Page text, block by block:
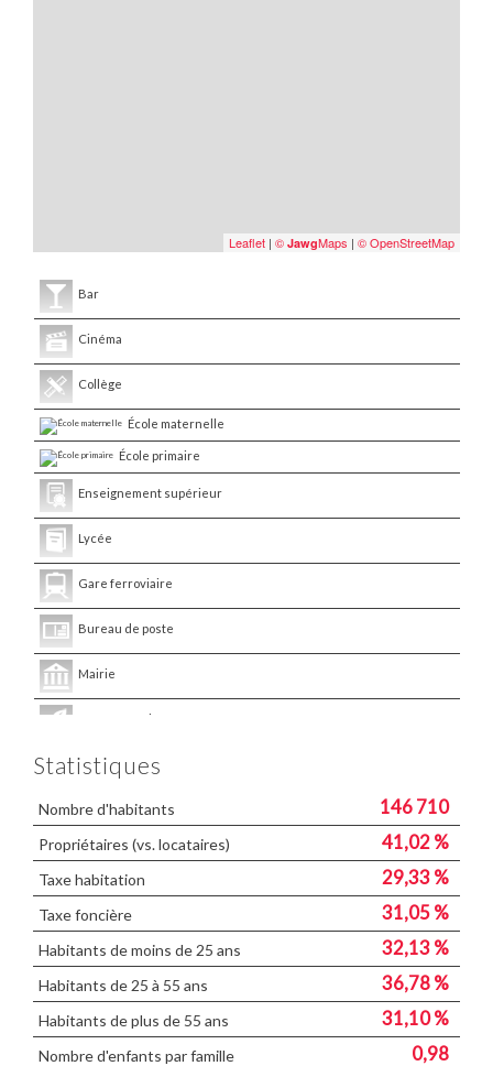
Leaflet | © JawgMaps | © OpenStreetMap
Bar
Cinéma
Collège
École maternelle
École primaire
Enseignement supérieur
Lycée
Gare ferroviaire
Bureau de poste
Mairie
Presse et Tabac
Statistiques
Nombre d'habitants 146 710
Propriétaires (vs. locataires) 41,02 %
Taxe habitation 29,33 %
Taxe foncière 31,05 %
Habitants de moins de 25 ans 32,13 %
Habitants de 25 à 55 ans 36,78 %
Habitants de plus de 55 ans 31,10 %
Nombre d'enfants par famille 0,98